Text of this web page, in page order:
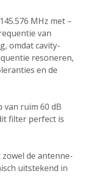
145.576 MHz met –
van
omdatcavity-
resoneren,
en de
van ruim 60 dB
filter perfect is
zowel de antenne-
uitstekend in